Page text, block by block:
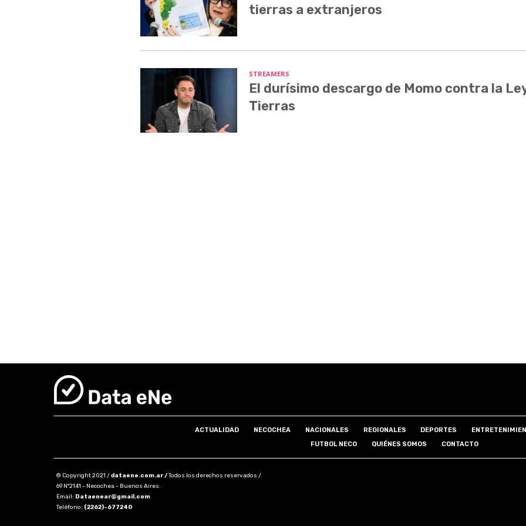
tierras a extranjeros
STREAMERS
El durísimo descargo de Momo contra la
Tierras
ACTUALIDAD NECOCHEA NACIONALES REGIONALES DEPORTES
FUTBOL NECO
QUIÉNES SOMOS CONTACTO
© Copyright 2021 /dataene.com.ar /Todos los derechos reservados /
69 N°2141 - Necochea - Buenos Aires.
Email: Dataenear@gmail.com
Teléfono: (2262)-677240